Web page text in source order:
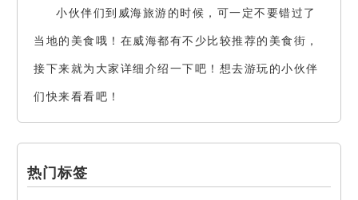
小伙伴们到威海旅游的时候，可一定不要错过了
当地的美食哦！在威海都有不少比较推荐的美食街，
接下来就为大家详细介绍一下吧！想去游玩的小伙伴
们快来看看吧！
热门标签